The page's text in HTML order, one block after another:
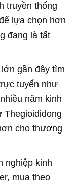
truyền thống
lựa chọn hơn
đang là tất
gần đây tìm
tuyến như
năm kinh
Thegioididong
cho thương
nghiệp kinh
mua theo